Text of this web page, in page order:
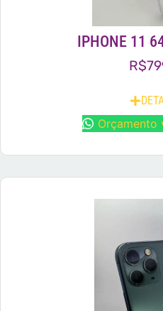
IPHONE 11
R$
Orçamento